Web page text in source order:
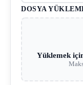
DOSYA
Yüklemek